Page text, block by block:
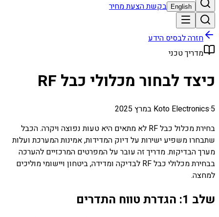
English בקשת הצעת מחיר
חזרה לבסיס הידע
מדריך טכני
כיצד לבחור מכלולי כבל RF
Koto Electronics·5 במרץ 2025
בחירת מכלול כבל RF לא מתאים היא טעות נפוצה ויקרה. הכבל
שתבחרו משפיע ישירות על דיוק המדידות, אמינות המערכת ועלות
מערך הבדיקות. מדריך זה עובר על המפרטים המרכזיים להערכה
בבחירת מכלולי כבל RF לבדיקה ומדידה, ביטחון ויישומי מוליכים
למחצה.
שלב 1: הגדרת טווח התדרים